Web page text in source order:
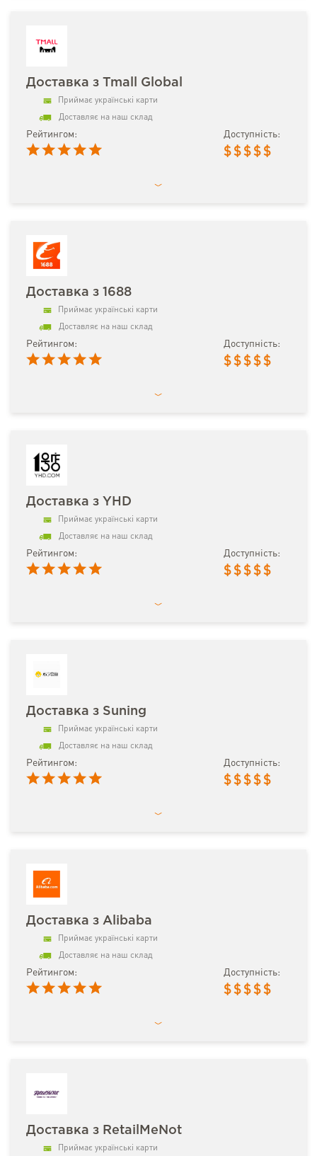
Доставка з Tmall Global
Приймає українські карти
Доставляє на наш склад
Рейтингом: Доступність:
$ $ $ $ $
Доставка з 1688
Приймає українські карти
Доставляє на наш склад
Рейтингом: Доступність:
$ $ $ $ $
Доставка з YHD
Приймає українські карти
Доставляє на наш склад
Рейтингом: Доступність:
$ $ $ $ $
Доставка з Suning
Приймає українські карти
Доставляє на наш склад
Рейтингом: Доступність:
$ $ $ $ $
Доставка з Alibaba
Приймає українські карти
Доставляє на наш склад
Рейтингом: Доступність:
$ $ $ $ $
Доставка з RetailMeNot
Приймає українські карти